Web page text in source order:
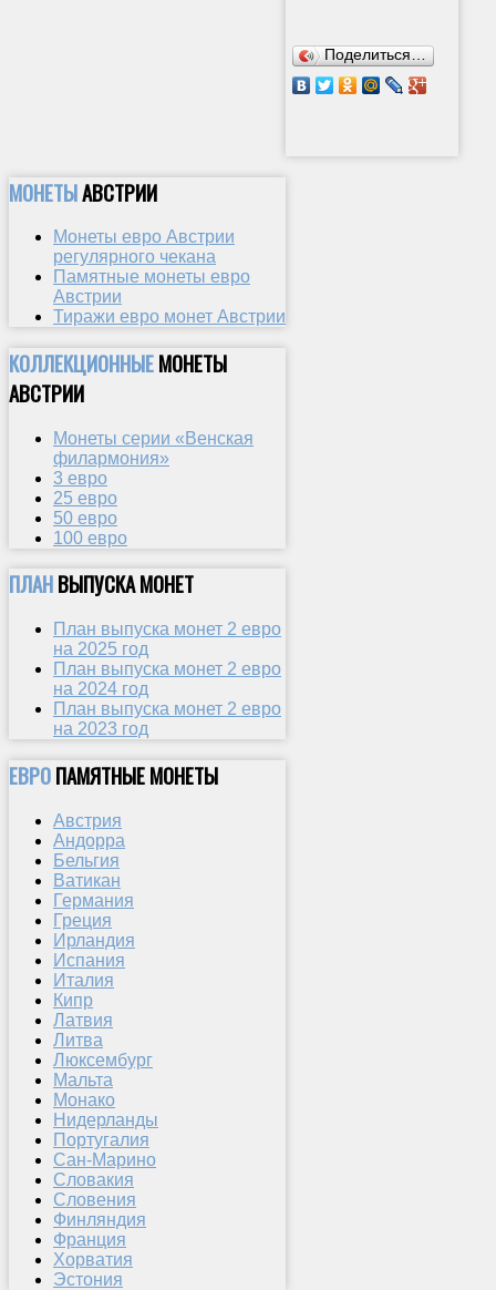
Поделиться…
МОНЕТЫАВСТРИИ
Монеты евро Австрии
регулярного чекана
Памятные монеты евро
Австрии
Тиражи евро монет Австрии
КОЛЛЕКЦИОННЫЕМОНЕТЫ
АВСТРИИ
Монеты серии «Венская
филармония»
3 евро
25 евро
50 евро
100 евро
ПЛАНВЫПУСКА МОНЕТ
План выпуска монет 2 евро
на 2025 год
План выпуска монет 2 евро
на 2024 год
План выпуска монет 2 евро
на 2023 год
ЕВРОПАМЯТНЫЕ МОНЕТЫ
Австрия
Андорра
Бельгия
Ватикан
Германия
Греция
Ирландия
Испания
Италия
Кипр
Латвия
Литва
Люксембург
Мальта
Монако
Нидерланды
Португалия
Сан-Марино
Словакия
Словения
Финляндия
Франция
Хорватия
Эстония